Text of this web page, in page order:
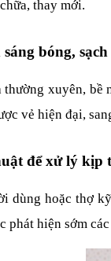
thay mới.
bóng, sạch
xuyên,
vẻ hiện đại,
để xử lý kịp
dùng hoặc thợ
phát hiện sớm